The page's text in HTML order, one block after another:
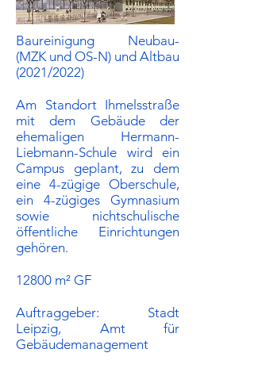
Baureinigung Neubau-
(MZK und OS-N) und Altbau
(2021/2022)
Am Standort Ihmelsstraße
mit dem Gebäude der
ehemaligen Hermann-
Liebmann-Schule wird ein
Campus geplant, zu dem
eine 4-zügige Oberschule,
ein 4-zügiges Gymnasium
sowie nichtschulische
öffentliche Einrichtungen
gehören.
12800 m² GF
Auftraggeber:​ Stadt
Leipzig, Amt für
Gebäudemanagement